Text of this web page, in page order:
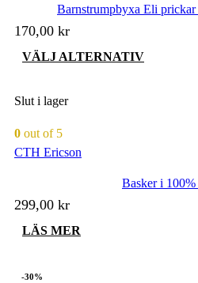
Barnstrumpbyxa Eli
170,00 kr
VÄLJ ALTERNATIV
kan
Slut i lager
0 out of 5
CTH Ericson
Basker i
299,00 kr
LÄS MER
-30%